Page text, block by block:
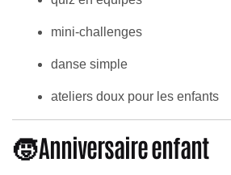
mini-challenges
danse simple
ateliers doux pour les enfants
🧒 Anniversaire enfant